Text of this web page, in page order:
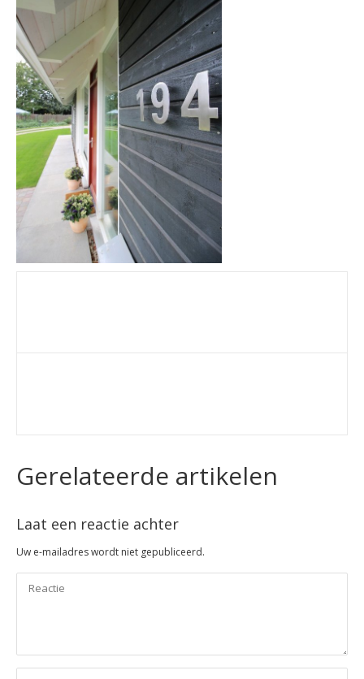
Gerelateerde artikelen
Laat een reactie achter
Uw e-mailadres wordt niet gepubliceerd.